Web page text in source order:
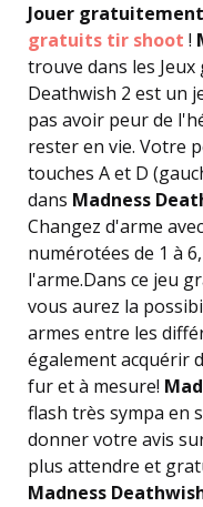
Jouer gratuitement
gratuits tir shoot !
trouve dans les
Deathwish 2 est un
pas avoir peur de
rester en vie. Votre
touches A et D
dans Madness
Changez d'arme
numérotées de 1 à
l'arme.Dans ce jeu
vous aurez la
armes entre les
également acquérir
fur et à mesure!
flash très sympa en
donner votre avis
plus attendre et
Madness